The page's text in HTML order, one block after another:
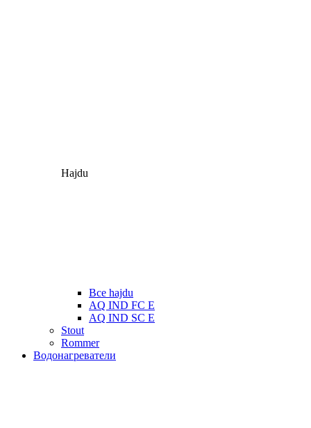
Hajdu
Все hajdu
AQ IND FC E
AQ IND SC E
Stout
Rommer
Водонагреватели